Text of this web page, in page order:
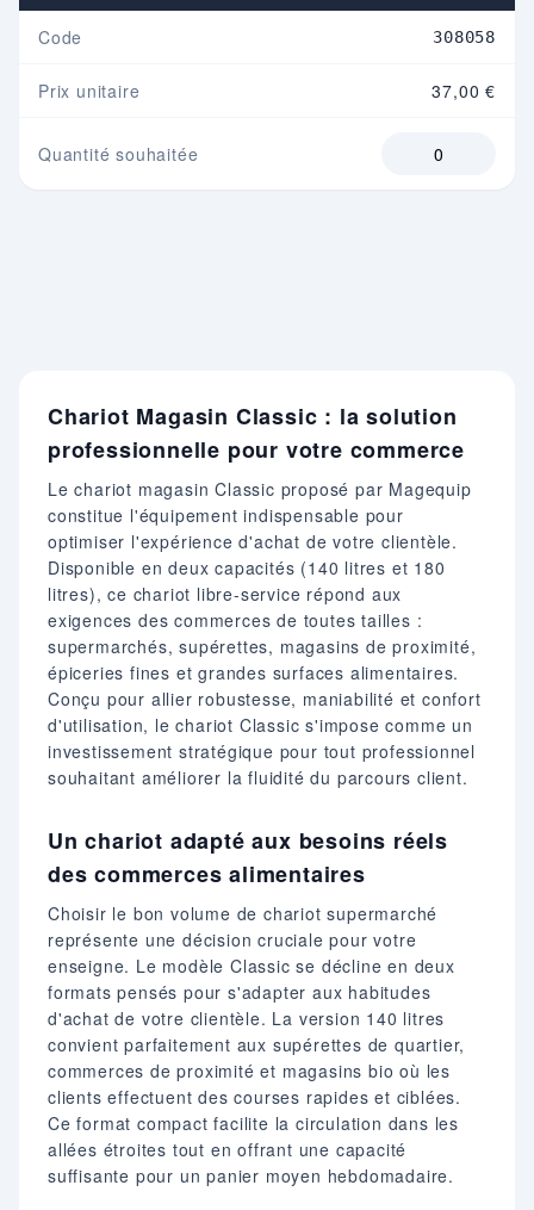
Code 308058
Prix unitaire 37,00 €
Quantité souhaitée
Chariot Magasin Classic : la solution
professionnelle pour votre commerce
Le chariot magasin Classic proposé par Magequip
constitue l'équipement indispensable pour
optimiser l'expérience d'achat de votre clientèle.
Disponible en deux capacités (140 litres et 180
litres), ce chariot libre-service répond aux
exigences des commerces de toutes tailles :
supermarchés, supérettes, magasins de proximité,
épiceries fines et grandes surfaces alimentaires.
Conçu pour allier robustesse, maniabilité et confort
d'utilisation, le chariot Classic s'impose comme un
investissement stratégique pour tout professionnel
souhaitant améliorer la fluidité du parcours client.
Un chariot adapté aux besoins réels
des commerces alimentaires
Choisir le bon volume de chariot supermarché
représente une décision cruciale pour votre
enseigne. Le modèle Classic se décline en deux
formats pensés pour s'adapter aux habitudes
d'achat de votre clientèle. La version 140 litres
convient parfaitement aux supérettes de quartier,
commerces de proximité et magasins bio où les
clients effectuent des courses rapides et ciblées.
Ce format compact facilite la circulation dans les
allées étroites tout en offrant une capacité
suffisante pour un panier moyen hebdomadaire.